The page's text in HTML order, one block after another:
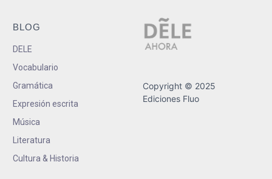
BLOG
DELE
Vocabulario
Gramática
Expresión escrita
Música
Literatura
Cultura & Historia
Copyright © 2025
Ediciones Fluo